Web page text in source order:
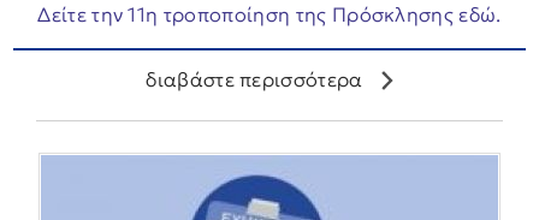
Δείτε την 11η τροποποίηση της Πρόσκλησης εδώ.
διαβάστε περισσότερα